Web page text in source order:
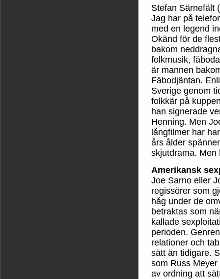
Stefan Särnefält
Jag har på
med en legend
Okänd för de
bakom
folkmusik,
är mannen
Fäbodjäntan.
Sverige genom
folkkär på
han signerade
Henning. Men
långfilmer har
års ålder
skjutdrama. Men
Amerikansk
Joe Sarno eller
regissörer som
håg under de
betraktas som
kallade
perioden.
relationer och
sätt än tidigare.
som Russ
av ordning att